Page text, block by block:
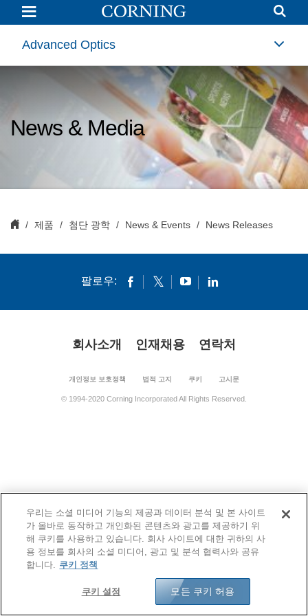
News
Releases
|
Advanced
OpticsAdvanced Optics
News & Media
제품 첨단 광학 News & Events News Releases
팔로우:
회사소개 인재채용 연락처
개인정보 보호정책 법적 고지 쿠키 고시문
© 1994-2020 Corning Incorporated All Rights Reserved.
우리는 소셜 미디어 기능의 제공과 데이터 분석 및 본 사이트
가 올바로 동작하고 개인화된 콘텐츠와 광고를 제공하기 위
해 쿠키를 사용하고 있습니다. 회사 사이트에 대한 귀하의 사
용 정보를 회사의 소셜 미디어, 광고 및 분석 협력사와 공유
합니다.
쿠키 정책
쿠키 설정 모든 쿠키 허용